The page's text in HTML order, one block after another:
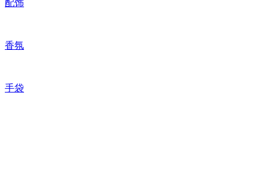
配饰
香氛
手袋